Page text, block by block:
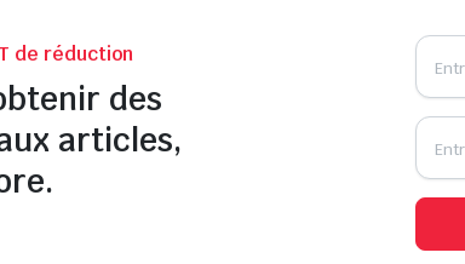
de réduction
des
articles,